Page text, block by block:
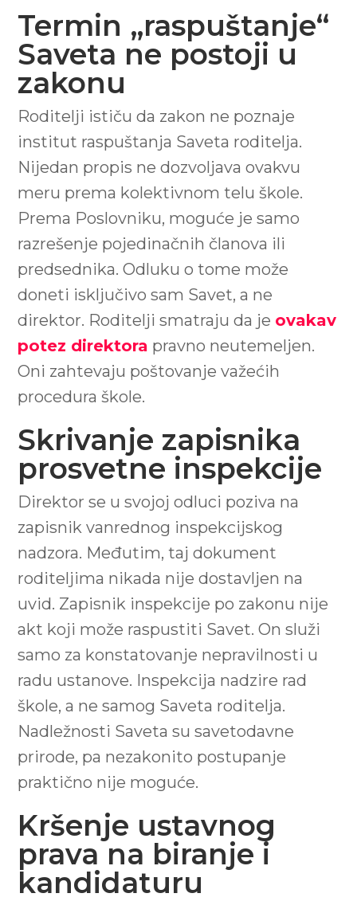
Termin „raspuštanje“
Saveta ne postoji u
zakonu
Roditelji ističu da zakon ne poznaje
institut raspuštanja Saveta roditelja.
Nijedan propis ne dozvoljava ovakvu
meru prema kolektivnom telu škole.
Prema Poslovniku, moguće je samo
razrešenje pojedinačnih članova ili
predsednika. Odluku o tome može
doneti isključivo sam Savet, a ne
direktor. Roditelji smatraju da je ovakav
potez direktora pravno neutemeljen.
Oni zahtevaju poštovanje važećih
procedura škole.
Skrivanje zapisnika
prosvetne inspekcije
Direktor se u svojoj odluci poziva na
zapisnik vanrednog inspekcijskog
nadzora. Međutim, taj dokument
roditeljima nikada nije dostavljen na
uvid. Zapisnik inspekcije po zakonu nije
akt koji može raspustiti Savet. On služi
samo za konstatovanje nepravilnosti u
radu ustanove. Inspekcija nadzire rad
škole, a ne samog Saveta roditelja.
Nadležnosti Saveta su savetodavne
prirode, pa nezakonito postupanje
praktično nije moguće.
Kršenje ustavnog
prava na biranje i
kandidaturu